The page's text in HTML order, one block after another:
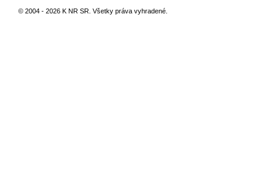
© 2004 - 2026 K NR SR. Všetky práva vyhradené.